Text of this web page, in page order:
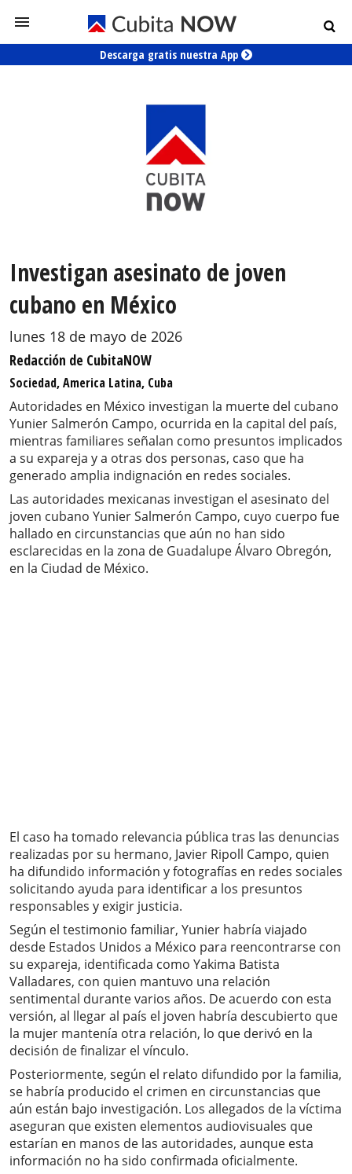
Descarga gratis nuestra App
Investigan asesinato de joven
cubano en México
lunes 18 de mayo de 2026
Redacción de CubitaNOW
Sociedad, America Latina, Cuba
Autoridades en México investigan la muerte del cubano
Yunier Salmerón Campo, ocurrida en la capital del país,
mientras familiares señalan como presuntos implicados
a su expareja y a otras dos personas, caso que ha
generado amplia indignación en redes sociales.
Las autoridades mexicanas investigan el asesinato del
joven cubano Yunier Salmerón Campo, cuyo cuerpo fue
hallado en circunstancias que aún no han sido
esclarecidas en la zona de Guadalupe Álvaro Obregón,
en la Ciudad de México.
El caso ha tomado relevancia pública tras las denuncias
realizadas por su hermano, Javier Ripoll Campo, quien
ha difundido información y fotografías en redes sociales
solicitando ayuda para identificar a los presuntos
responsables y exigir justicia.
Según el testimonio familiar, Yunier habría viajado
desde Estados Unidos a México para reencontrarse con
su expareja, identificada como Yakima Batista
Valladares, con quien mantuvo una relación
sentimental durante varios años. De acuerdo con esta
versión, al llegar al país el joven habría descubierto que
la mujer mantenía otra relación, lo que derivó en la
decisión de finalizar el vínculo.
Posteriormente, según el relato difundido por la familia,
se habría producido el crimen en circunstancias que
aún están bajo investigación. Los allegados de la víctima
aseguran que existen elementos audiovisuales que
estarían en manos de las autoridades, aunque esta
información no ha sido confirmada oficialmente.